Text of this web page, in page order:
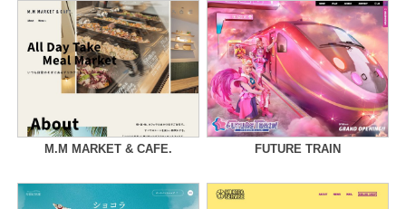
M.M MARKET & CAFE. FUTURE TRAIN